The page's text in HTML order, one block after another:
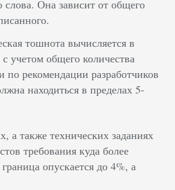
слова. Она зависит от общего
тошнота вычисляется в
учетом общего количества
по рекомендации разработчиков
находиться в пределах 5-
а также технических заданиях
требования куда более
опускается до 4%, а